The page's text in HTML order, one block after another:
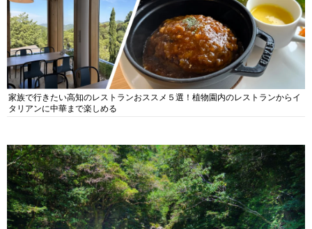
家族で行きたい高知のレストランおススメ５選！植物園内のレストランからイ
タリアンに中華まで楽しめる